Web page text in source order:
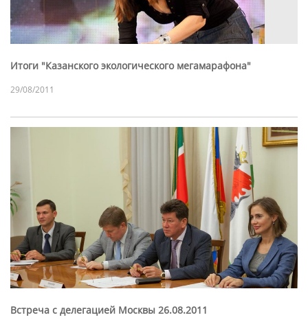
Итоги "Казанского экологического мегамарафона"
29/08/2011
Встреча с делегацией Москвы 26.08.2011